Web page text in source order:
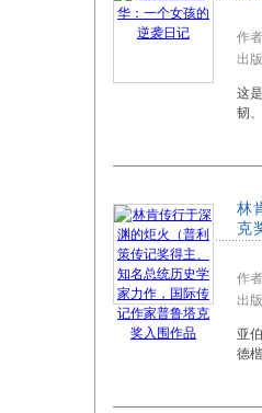
作
出
这
韧
林
克
作
出
亚
德